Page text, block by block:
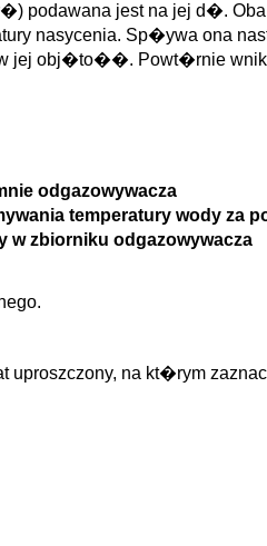
podawana jest na jej d�.
nasycenia. Sp�ywa ona
jej obj�to��. Powt�rnie
odgazowywacza
temperatury wody za
w zbiorniku odgazowywacza
na kt�rym